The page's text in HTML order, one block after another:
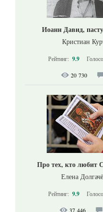
Иоанн Давид,
Кристиан
Рейтинг: 9.9
20 730
Про тех, кто любит
Елена
Рейтинг: 9.9
37 446